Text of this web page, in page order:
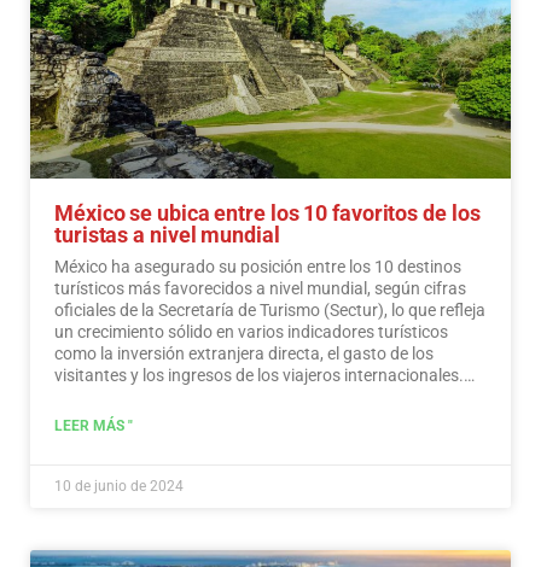
México se ubica entre los 10 favoritos de los
turistas a nivel mundial
México ha asegurado su posición entre los 10 destinos
turísticos más favorecidos a nivel mundial, según cifras
oficiales de la Secretaría de Turismo (Sectur), lo que refleja
un crecimiento sólido en varios indicadores turísticos
como la inversión extranjera directa, el gasto de los
visitantes y los ingresos de los viajeros internacionales.…
LEER MÁS "
10 de junio de 2024